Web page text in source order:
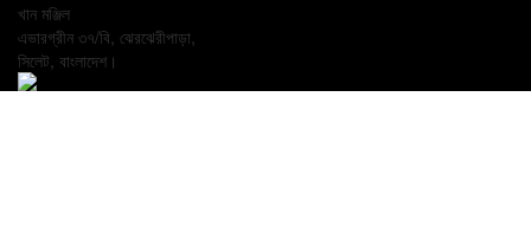
খান মঞ্জিল
এভারগ্রীন ৩৭/বি, ঝেরঝেরীপাড়া,
সিলেট, বাংলাদেশ।